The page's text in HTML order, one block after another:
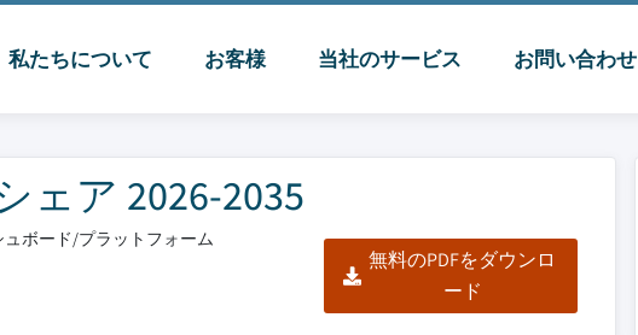
私たちについて お客様 当社のサービス お問い合わせ
ア 2026-2035
ュボード/プラットフォーム
無料のPDFをダウンロ
ード